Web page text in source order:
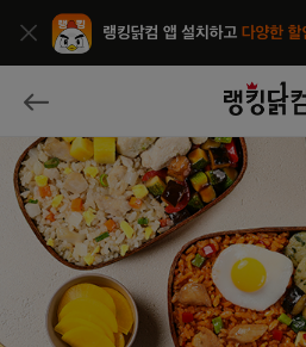
종료
뒤로가기